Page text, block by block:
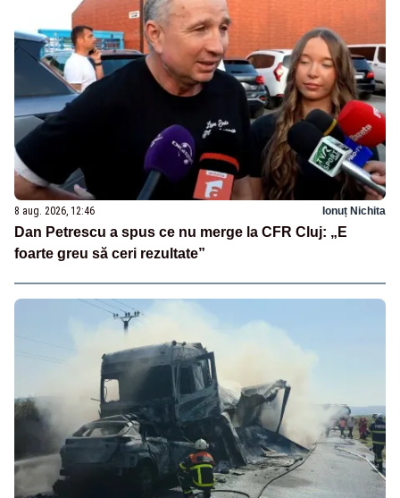
8 aug. 2026, 12:46 Ionuț Nichita
Dan Petrescu a spus ce nu merge la CFR Cluj: „E
foarte greu să ceri rezultate”